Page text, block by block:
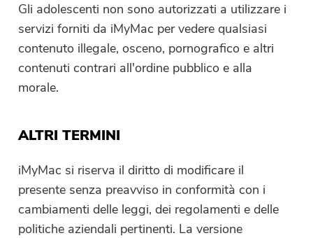
Gli adolescenti non sono autorizzati a utilizzare i
servizi forniti da iMyMac per vedere qualsiasi
contenuto illegale, osceno, pornografico e altri
contenuti contrari all'ordine pubblico e alla
morale.
ALTRI TERMINI
iMyMac si riserva il diritto di modificare il
presente senza preavviso in conformità con i
cambiamenti delle leggi, dei regolamenti e delle
politiche aziendali pertinenti. La versione